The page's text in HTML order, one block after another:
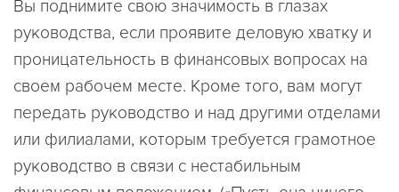
Вы поднимите свою значимость в глазах
руководства, если проявите деловую хватку и
проницательность в финансовых вопросах на
своем рабочем месте. Кроме того, вам могут
передать руководство и над другими отделами
или филиалами, которым требуется грамотное
руководство в связи с нестабильным